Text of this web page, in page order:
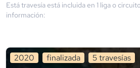
Está travesía está incluida en 1 liga o
información:
2020 finalizada 5travesías